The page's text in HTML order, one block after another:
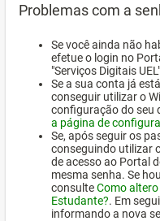
Problemas com a
Se você ainda não
efetue o login no
"Serviços Digitais
Se a sua conta já
conseguir utilizar o
configuração do seu
a página de
Se, após seguir os
conseguindo utilizar
de acesso ao Portal
mesma senha. Se
consulteComo
Estudante?. Em
informando a nova